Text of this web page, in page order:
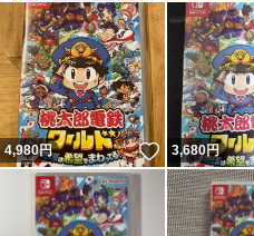
4,980円 いいね！
3,680円